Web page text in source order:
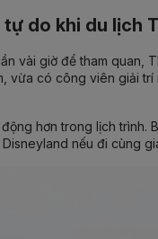
do khi du lịch
vài giờ để tham quan,
vừa có công viên giải
hơn trong lịch trình.
nếu đi cùng